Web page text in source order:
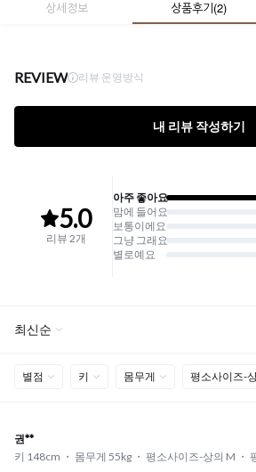
상세정보 상품후기(2)